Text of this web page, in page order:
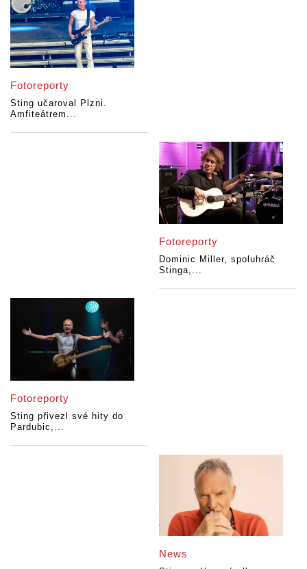
Fotoreporty
Sting učaroval Plzni.
Amfiteátrem...
Fotoreporty
Dominic Miller, spoluhráč
Stinga,...
Fotoreporty
Sting přivezl své hity do
Pardubic,...
News